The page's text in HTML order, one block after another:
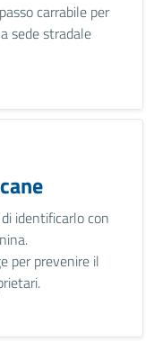
carrabile per
sede stradale
identificarlo con
per prevenire il